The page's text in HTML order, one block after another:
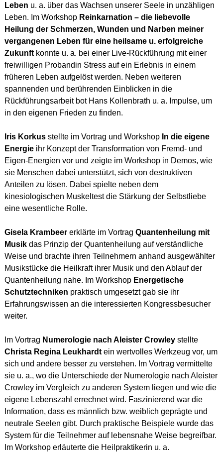
Leben u. a. über das Wachsen unserer Seele in unzähligen
Leben. Im Workshop Reinkarnation – die liebevolle
Heilung der Schmerzen, Wunden und Narben meiner
vergangenen Leben für eine heilsame u. erfolgreiche
Zukunftkonnte u. a. bei einer Live-Rückführung mit einer
freiwilligen Probandin Stress auf ein Erlebnis in einem
früheren Leben aufgelöst werden. Neben weiteren
spannenden und berührenden Einblicken in die
Rückführungsarbeit bot Hans Kollenbrath u. a. Impulse, um
in den eigenen Frieden zu finden.
Iris Korkusstellte im Vortrag und Workshop In die eigene
Energieihr Konzept der Transformation von Fremd- und
Eigen-Energien vor und zeigte im Workshop in Demos, wie
sie Menschen dabei unterstützt, sich von destruktiven
Anteilen zu lösen. Dabei spielte neben dem
kinesiologischen Muskeltest die Stärkung der Selbstliebe
eine wesentliche Rolle.
Gisela Krambeererklärte im Vortrag Quantenheilung mit
Musikdas Prinzip der Quantenheilung auf verständliche
Weise und brachte ihren Teilnehmern anhand ausgewählter
Musikstücke die Heilkraft ihrer Musik und den Ablauf der
Quantenheilung nahe. Im Workshop Energetische
Schutztechniken praktisch umgesetzt gab sie ihr
Erfahrungswissen an die interessierten Kongressbesucher
weiter.
Im Vortrag Numerologie nach Aleister Crowleystellte
Christa Regina Leukhardtein wertvolles Werkzeug vor, um
sich und andere besser zu verstehen. Im Vortrag vermittelte
sie u. a., wo die Unterschiede der Numerologie nach Aleister
Crowley im Vergleich zu anderen System liegen und wie die
eigene Lebenszahl errechnet wird. Faszinierend war die
Information, dass es männlich bzw. weiblich geprägte und
neutrale Seelen gibt. Durch praktische Beispiele wurde das
System für die Teilnehmer auf lebensnahe Weise begreifbar.
Im Workshop erläuterte die Heilpraktikerin u. a.